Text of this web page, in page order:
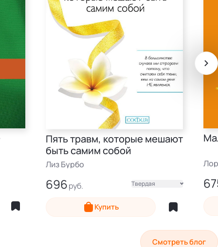
Пять травм, которые мешают
быть самим собой
Лиз Бурбо
696 Твердая
Электронная
Купить
Смотреть блог